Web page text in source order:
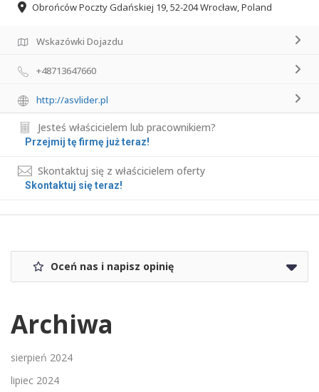
Obrońców Poczty Gdańskiej 19, 52-204 Wrocław, Poland
Wskazówki Dojazdu
+48713647660
http://asvlider.pl
Jesteś właścicielem lub pracownikiem?
Przejmij tę firmę już teraz!
Skontaktuj się z właścicielem oferty
Skontaktuj się teraz!
Oceń nas i napisz opinię
Archiwa
sierpień 2024
lipiec 2024